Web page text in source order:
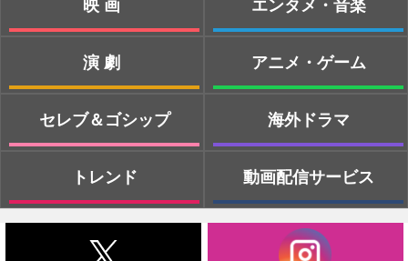
映画
演劇
セレブ＆ゴシップ
トレンド
エンタメ・音楽
アニメ・ゲーム
海外ドラマ
動画配信サービス